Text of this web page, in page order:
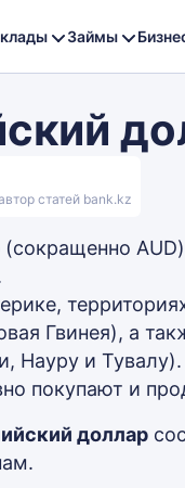
Займы
статей bank.kz
(сокращенно
Гвинея), а
Науру и
покупают и
доллар